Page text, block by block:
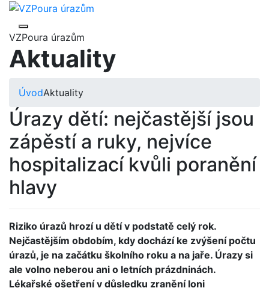
VZPoura úrazům
Aktuality
ÚvodAktuality
Úrazy dětí: nejčastější jsou
zápěstí a ruky, nejvíce
hospitalizací kvůli poranění
hlavy
Riziko úrazů hrozí u dětí v podstatě celý rok.
Nejčastějším obdobím, kdy dochází ke zvýšení počtu
úrazů, je na začátku školního roku a na jaře. Úrazy si
ale volno neberou ani o letních prázdninách.
Lékařské ošetření v důsledku zranění loni